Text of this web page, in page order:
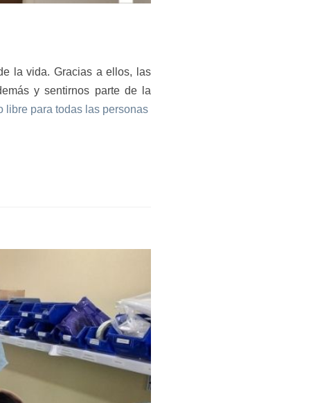
la vida. Gracias a ellos, las
y sentirnos parte de la
libre para todas las personas